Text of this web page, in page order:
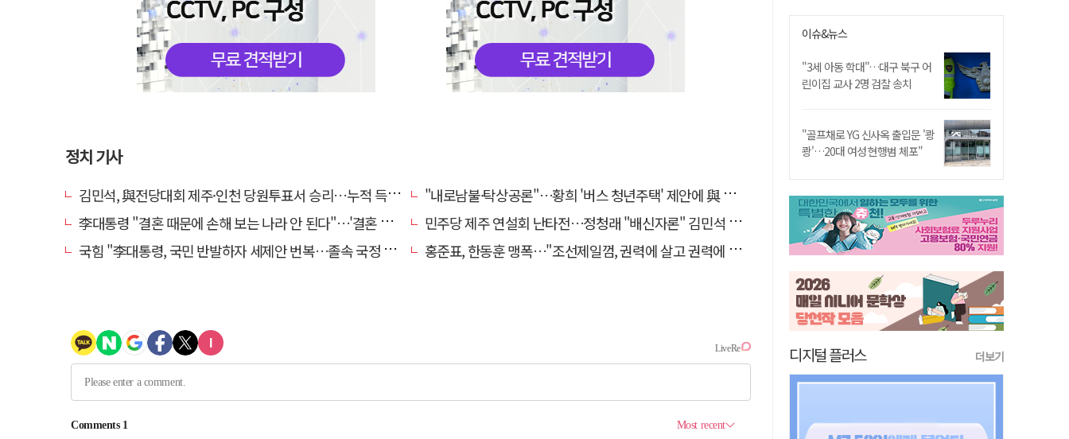
정치 기사
김민석, 與전당대회 제주·인천 당원투표서 승리…누적 득표는 '초박빙'
"내로남불·탁상공론"…황희 '버스 청년주택' 제안에 與 내부서도 쓴소리
李대통령 "결혼 때문에 손해 보는 나라 안 된다"…'결혼 페널티' 22개 손본다
민주당 제주 연설회 난타전…정청래 "배신자론" 김민석 "관리 무능"
국힘 "李대통령, 국민 반발하자 세제안 번복…졸속 국정 즉각 중단"
홍준표, 한동훈 맹폭…"조선제일껌, 권력에 살고 권력에 죽었다"
이슈&뉴스
"3세 아동 학대"…대구 북구 어
린이집 교사 2명 검찰 송치
"골프채로 YG 신사옥 출입문 '쾅
쾅'…20대 여성 현행범 체포"
디지털 플러스 더보기